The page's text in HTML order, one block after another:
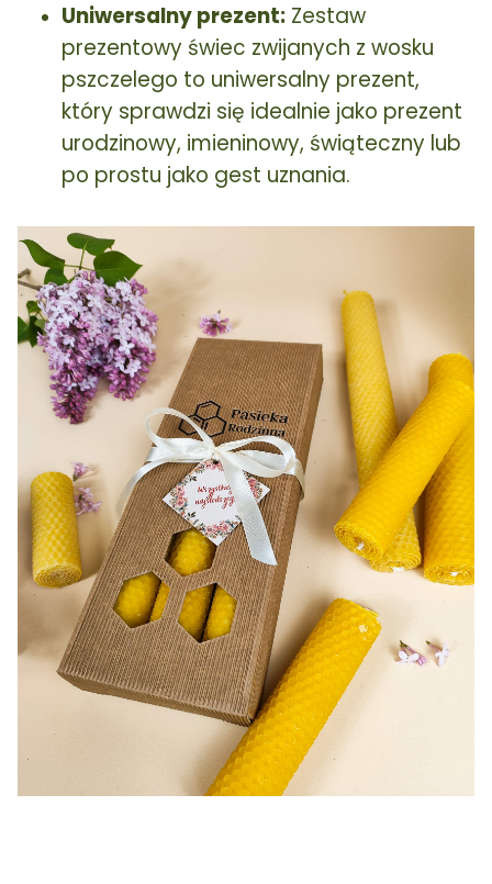
Uniwersalny prezent: Zestaw
prezentowy świec zwijanych z wosku
pszczelego to uniwersalny prezent,
który sprawdzi się idealnie jako prezent
urodzinowy, imieninowy, świąteczny lub
po prostu jako gest uznania.